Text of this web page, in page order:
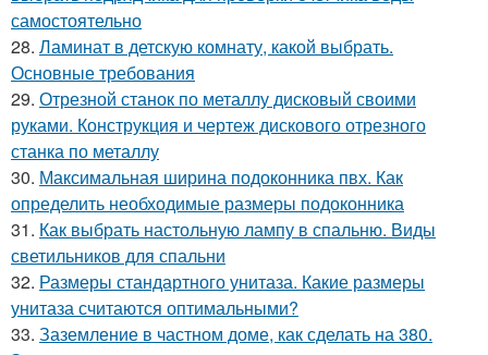
самостоятельно
28. Ламинат в детскую комнату, какой выбрать.
Основные требования
29. Отрезной станок по металлу дисковый своими
руками. Конструкция и чертеж дискового отрезного
станка по металлу
30. Максимальная ширина подоконника пвх. Как
определить необходимые размеры подоконника
31. Как выбрать настольную лампу в спальню. Виды
светильников для спальни
32. Размеры стандартного унитаза. Какие размеры
унитаза считаются оптимальными?
33. Заземление в частном доме, как сделать на 380.